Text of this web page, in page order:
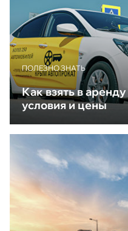
ПОЛЕЗНО ЗНАТЬ
Как взять в
условия и цены